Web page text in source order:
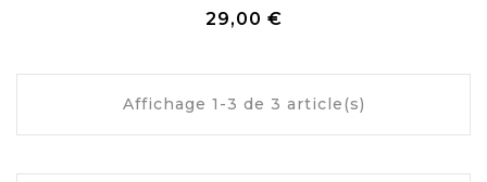
29,00 €Prix
Affichage 1-3 de 3 article(s)